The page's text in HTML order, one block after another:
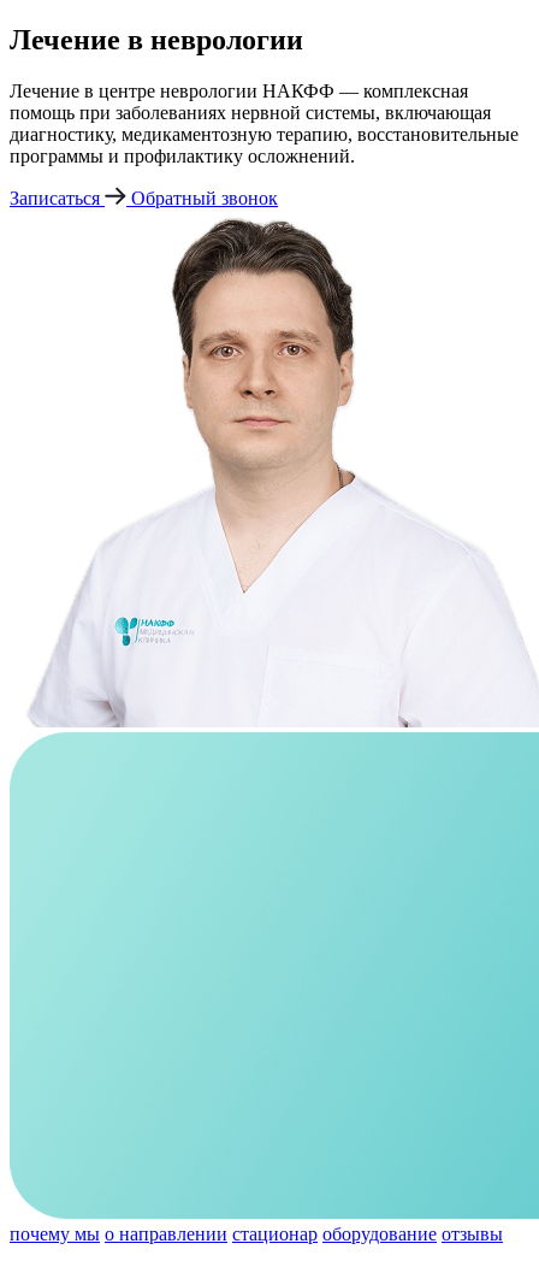
Лечение в неврологии
Лечение в центре неврологии НАКФФ — комплексная
помощь при заболеваниях нервной системы, включающая
диагностику, медикаментозную терапию, восстановительные
программы и профилактику осложнений.
Записаться Обратный звонок
почему мы о направлении стационар оборудование отзывы